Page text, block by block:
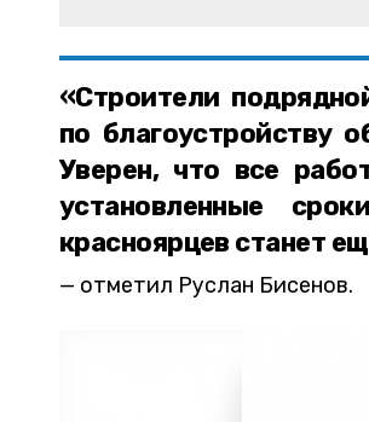
«Строители
по благоустройству
Уверен, что все
установленные
красноярцев станет
отметил Руслан Бисенов.